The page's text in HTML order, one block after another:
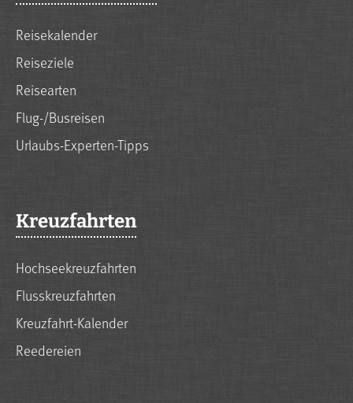
Reisekalender
Reiseziele
Reisearten
Flug-/Busreisen
Urlaubs-Experten-Tipps
Kreuzfahrten
Hochseekreuzfahrten
Flusskreuzfahrten
Kreuzfahrt-Kalender
Reedereien